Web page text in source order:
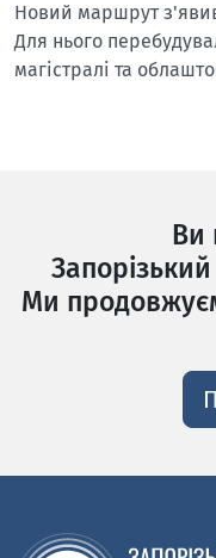
Новий маршрут
Для нього
магістралі та
Ви
Ми